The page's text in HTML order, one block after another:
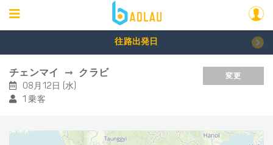
往路出発日
チェンマイ クラビ
08月12日 (水)
1 乗客
変更